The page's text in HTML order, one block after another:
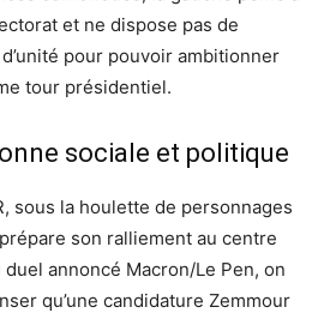
et ne dispose pas de
pour pouvoir ambitionner
tour présidentiel.
sociale et politique
sous la houlette de personnages
son ralliement au centre
annoncé Macron/Le Pen, on
qu’une candidature Zemmour